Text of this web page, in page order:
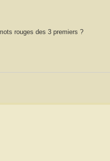
rouges des 3 premiers ?